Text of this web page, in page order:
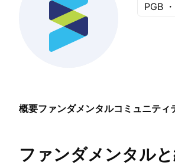
PGB
概要ファンダメンタルコミュニティ
ファンダメンタル